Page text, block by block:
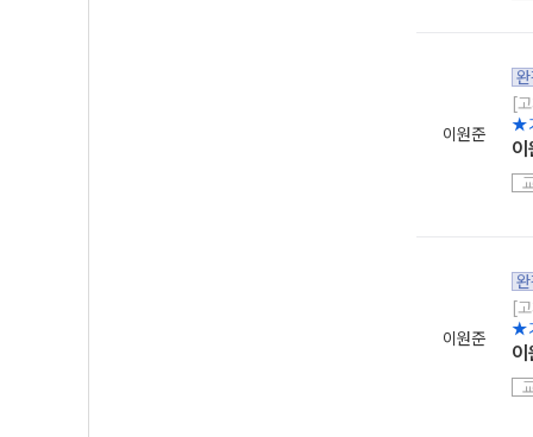
이원준
[
★
이원준
[
★